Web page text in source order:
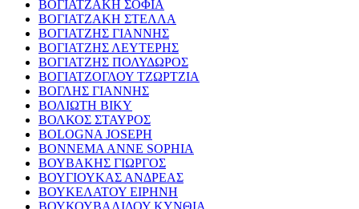
ΒΟΓΙΑΤΖΑΚΗ ΣΟΦΙΑ
ΒΟΓΙΑΤΖΑΚΗ ΣΤΕΛΛΑ
ΒΟΓΙΑΤΖΗΣ ΓΙΑΝΝΗΣ
ΒΟΓΙΑΤΖΗΣ ΛΕΥΤΕΡΗΣ
ΒΟΓΙΑΤΖΗΣ ΠΟΛΥΔΩΡΟΣ
ΒΟΓΙΑΤΖΟΓΛΟΥ ΤΖΩΡΤΖΙΑ
ΒΟΓΛΗΣ ΓΙΑΝΝΗΣ
ΒΟΛΙΩΤΗ ΒΙΚΥ
ΒΟΛΚΟΣ ΣΤΑΥΡΟΣ
BOLOGNA JOSEPH
BONNEMA ANNE SOPHIA
ΒΟΥΒΑΚΗΣ ΓΙΩΡΓΟΣ
ΒΟΥΓΙΟΥΚΑΣ ΑΝΔΡΕΑΣ
ΒΟΥΚΕΛΑΤΟΥ ΕΙΡΗΝΗ